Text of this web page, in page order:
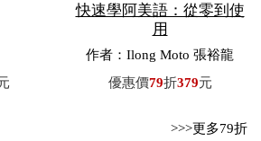
快速學阿美語：從零到使
用
作者：Ilong Moto 張裕龍
優惠價79折379元
>>>更多79折